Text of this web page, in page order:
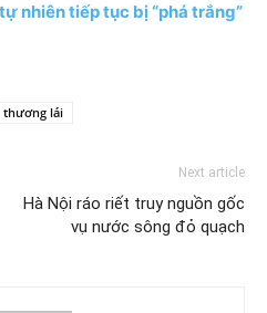
nhiên tiếp tục bị “phá trắng”
thương lái
Next article
Hà Nội ráo riết truy nguồn gốc
vụ nước sông đỏ quạch